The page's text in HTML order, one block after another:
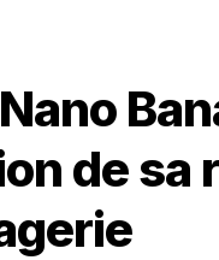
de sa